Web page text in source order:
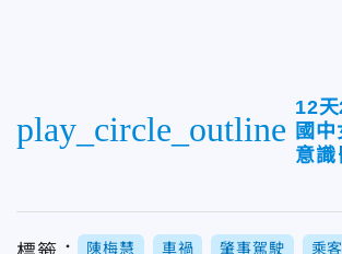
play_circle_outline
12
國
意識
陳梅慧 車禍 肇事駕駛 乘客